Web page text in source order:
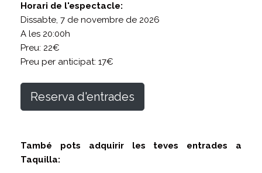
Horari de l'espectacle:
Dissabte, 7 de novembre de 2026
A les 20:00h
Preu: 22€
Preu per anticipat: 17€
Reserva d'entrades
També pots adquirir les teves entrades a
Taquilla: